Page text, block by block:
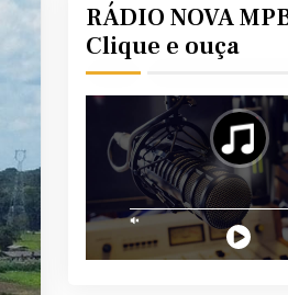
RÁDIO NOVA
Clique e ouça